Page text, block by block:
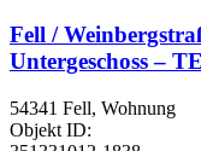
Fell /
Untergeschoss –
54341 Fell, Wohnung
Objekt ID: